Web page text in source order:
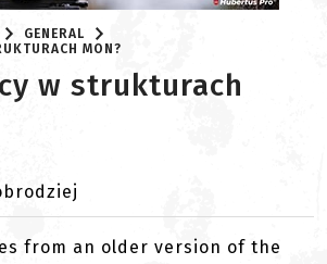
GENERAL
MON?
w strukturach
from an older version of the